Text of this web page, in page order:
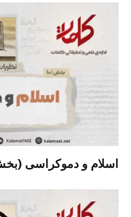
اسلام و دموکراسی (بخش: